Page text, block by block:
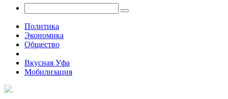
Политика
Экономика
Общество
Вкусная Уфа
Мобилизация